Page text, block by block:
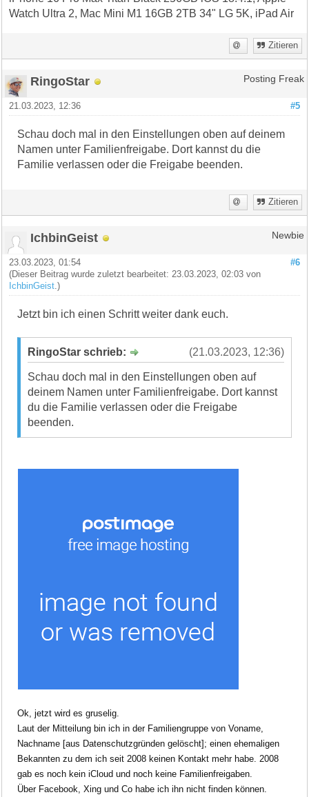
Watch Ultra 2, Mac Mini M1 16GB 2TB 34" LG 5K, iPad Air
Zitieren
RingoStar Posting Freak
#5
21.03.2023, 12:36
Schau doch mal in den Einstellungen oben auf deinem
Namen unter Familienfreigabe. Dort kannst du die
Familie verlassen oder die Freigabe beenden.
Zitieren
IchbinGeist Newbie
#6
23.03.2023, 01:54
(Dieser Beitrag wurde zuletzt bearbeitet: 23.03.2023, 02:03 von
IchbinGeist.)
Jetzt bin ich einen Schritt weiter dank euch.
(21.03.2023, 12:36)
RingoStar schrieb:
Schau doch mal in den Einstellungen oben auf
deinem Namen unter Familienfreigabe. Dort kannst
du die Familie verlassen oder die Freigabe
beenden.
Ok, jetzt wird es gruselig.
Laut der Mitteilung bin ich in der Familiengruppe vonVoname,
Nachname [aus Datenschutzgründen gelöscht]; einen ehemaligen
Bekannten zu dem ich seit 2008 keinen Kontakt mehr habe. 2008
gab es noch kein iC loud und noch keine Familienfreigaben.
Über Facebook, Xing und Co habe ich ihn nicht finden können.